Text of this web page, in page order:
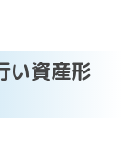
い資産形